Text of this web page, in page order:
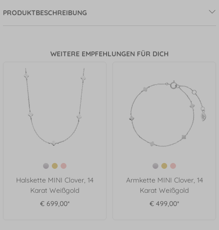
PRODUKTBESCHREIBUNG
WEITERE EMPFEHLUNGEN FÜR DICH
Halskette MINI Clover, 14
Karat Weißgold
€ 699,00*
Armkette MINI Clover, 14
Karat Weißgold
€ 499,00*